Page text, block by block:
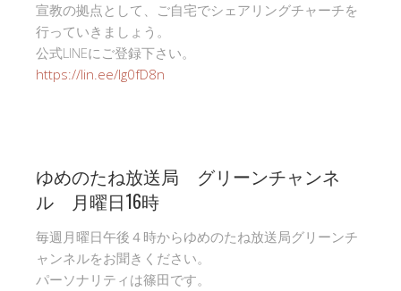
宣教の拠点として、ご自宅でシェアリングチャーチを
行っていきましょう。
公式LINEにご登録下さい。
https://lin.ee/Ig0fD8n
ゆめのたね放送局 グリーンチャンネ
ル 月曜日16時
毎週月曜日午後４時からゆめのたね放送局グリーンチ
ャンネルをお聞きください。
パーソナリティは篠田です。